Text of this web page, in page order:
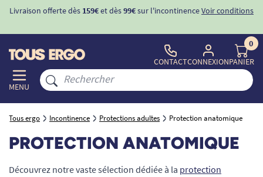
-10%avec le code "BIENVENUE" pourla 1ère commande
MENU
CONTACTCONNEXION
0
PANIER
Tous ergo Incontinence Protections adultes Protection anatomique
PROTECTION ANATOMIQUE
Découvrez notre vaste sélection dédiée à la protection